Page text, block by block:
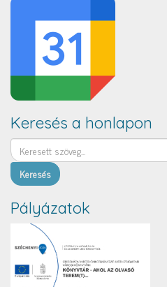
Keresés a honlapon
Keresés
Pályázatok